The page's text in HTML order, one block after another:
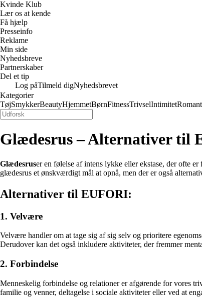
Kvinde Klub
Lær os at kende
Få hjælp
Presseinfo
Reklame
Min side
Nyhedsbreve
Partnerskaber
Del et tip
Log påTilmeld digNyhedsbrevet
Kategorier
TøjSmykkerBeautyHjemmetBørnFitnessTrivselIntimitet
Glædesrus – Alternativer til
Glædesruser en følelse af intens lykke eller ekstase, der ofte
glædesrus et ønskværdigt mål at opnå, men der er også
Alternativer til EUFORI:
1. Velvære
Velvære handler om at tage sig af sig selv og prioritere
Derudover kan det også inkludere aktiviteter, der fremmer
2. Forbindelse
Menneskelig forbindelse og relationer er afgørende for vores
familie og venner, deltagelse i sociale aktiviteter eller ved at